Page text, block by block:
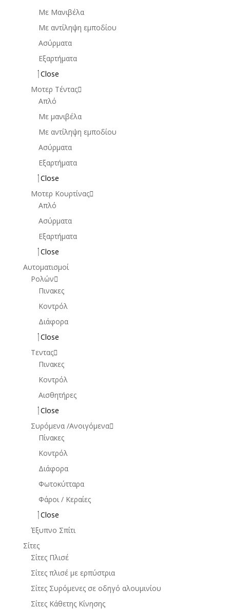
Mε Μανιβέλα
Με αντίληψη εμποδίου
Ασύρματα
Εξαρτήματα
Close
Μοτερ Τέντας
Απλό
Με μανιβέλα
Με αντίληψη εμποδίου
Ασύρματα
Εξαρτήματα
Close
Μοτερ Κουρτίνας
Απλό
Ασύρματα
Εξαρτήματα
Close
Αυτοματισμοί
Ρολών
Πινακες
Κοντρόλ
Διάφορα
Close
Τεντας
Πινακες
Κοντρόλ
Αισθητήρες
Close
Συρόμενα /Ανοιγόμενα
Πίνακες
Κοντρόλ
Διάφορα
Φωτοκύτταρα
Φάροι / Κεραίες
Close
Έξυπνο Σπίτι
Σίτες
Σίτες Πλισέ
Σίτες πλισέ με ερπύστρια
Σίτες Συρόμενες σε οδηγό αλουμινίου
Σίτες Κάθετης Κίνησης